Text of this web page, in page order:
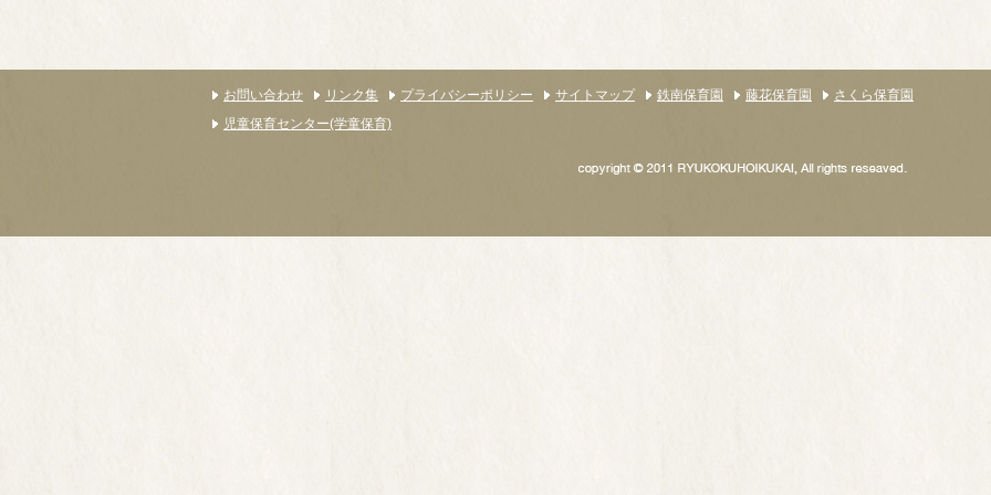
お問い合わせ リンク集 プライバシーポリシー サイトマップ 鉄南保育園 藤花保育園
さくら保育園
児童保育センター(学童保育)